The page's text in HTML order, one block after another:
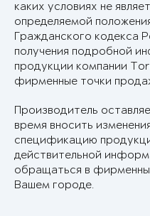
каких условиях не
определяемой
Гражданского кодекса
получения подробной
продукции компании
фирменные точки
Производитель
время вносить
спецификацию
действительной
обращаться в
Вашем городе.